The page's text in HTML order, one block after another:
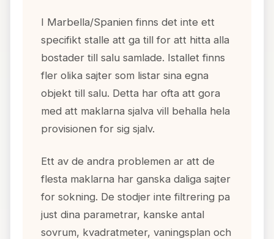
I Marbella/Spanien finns det inte ett
specifikt stalle att ga till for att hitta alla
bostader till salu samlade. Istallet finns
fler olika sajter som listar sina egna
objekt till salu. Detta har ofta att gora
med att maklarna sjalva vill behalla hela
provisionen for sig sjalv.
Ett av de andra problemen ar att de
flesta maklarna har ganska daliga sajter
for sokning. De stodjer inte filtrering pa
just dina parametrar, kanske antal
sovrum, kvadratmeter, vaningsplan och